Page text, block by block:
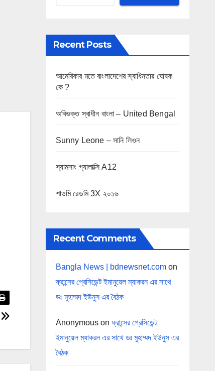
Recent Posts
আমেরিকার মতে বাংলাদেশের স্বাধিনতার ঘোষক
কে ?
অবিভক্ত স্বাধীন বাংলা – United Bengal
Sunny Leone – সানি লিওন
স্যামসাং গ্যালাক্সি A12
শাওমি রেডমি 3X ২০১৬
Recent Comments
Bangla News | bdnewsnet.comon
ফ্রান্সের প্রেসিডেন্ট ইমানুয়েল ম্যাকরন এর সাথে
ডঃ মুহাম্মদ ইউনুস এর বৈঠক
Anonymousonফ্রান্সের প্রেসিডেন্ট
ইমানুয়েল ম্যাকরন এর সাথে ডঃ মুহাম্মদ ইউনুস এর
বৈঠক